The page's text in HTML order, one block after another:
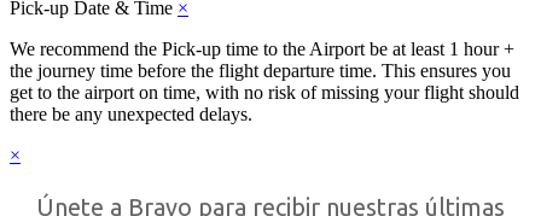
Pick-up Date & Time ×
We recommend the Pick-up time to the Airport be at least 1 hour +
the journey time before the flight departure time. This ensures you
get to the airport on time, with no risk of missing your flight should
there be any unexpected delays.
×
Únete a Bravo para recibir nuestras últimas